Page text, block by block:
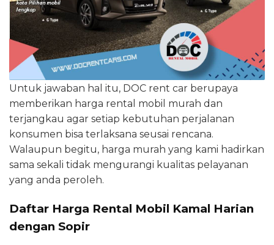
Untuk jawaban hal itu, DOC rent car berupaya
memberikan harga rental mobil murah dan
terjangkau agar setiap kebutuhan perjalanan
konsumen bisa terlaksana seusai rencana.
Walaupun begitu, harga murah yang kami hadirkan
sama sekali tidak mengurangi kualitas pelayanan
yang anda peroleh.
Daftar Harga Rental Mobil Kamal Harian
dengan Sopir